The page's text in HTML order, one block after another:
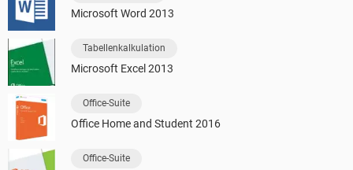
Microsoft Word 2013
Tabellenkalkulation
Microsoft Excel 2013
Office-Suite
Office Home and Student 2016
Office-Suite